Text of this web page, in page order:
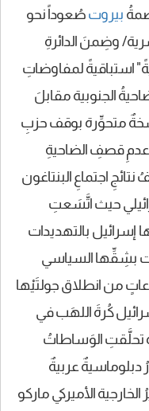
بيروت صُعوداً نحو
وضِمنَ الدائرةِ
استباقيةً لمفاوضاتِ
الجنوبية مقابلَ
متحوِّرة بوقف حزبِ
عدمِ قصفِ الضاحيةِ
اجتماعِ البنتاغون
حيث اتَّسَعتِ
إسرائيل بالتهديدات
بشِقِّها السياسي
من انطلاق جولتَيْها
كُرةَ اللهَب في
تحلَّقتِ الوَساطاتُ
عربيةٌ
الأميركي ماركو